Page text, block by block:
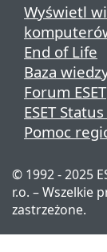
Wyświetl
End of Life
Baza
Forum ESET
ESET
Pomoc
© 1992 - 2025
r.o. – Wszelkie
zastrzeżone.